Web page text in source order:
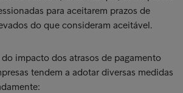
para aceitarem prazos de
do que consideram aceitável.
do impacto dos atrasos de pagamento
tendem a adotar diversas medidas